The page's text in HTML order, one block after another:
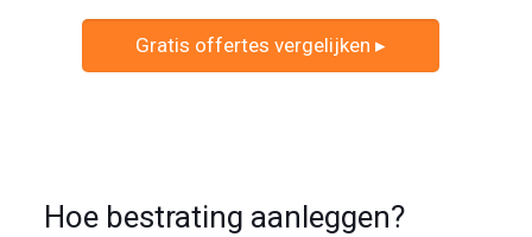
Gratis offertes vergelijken ▸
Hoe bestrating aanleggen?